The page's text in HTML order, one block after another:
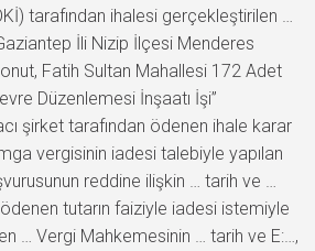
tarafından ihalesi gerçekleştirilen …
İli Nizip İlçesi Menderes
Fatih Sultan Mahallesi 172 Adet
Düzenlemesi İnşaatı İşi”
şirket tarafından ödenen ihale karar
vergisinin iadesi talebiyle yapılan
reddine ilişkin … tarih ve …
tutarın faiziyle iadesi istemiyle
… Vergi Mahkemesinin … tarih ve E:…,